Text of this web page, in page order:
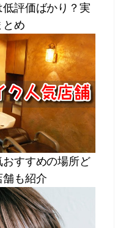
評価ばかり？実
め
すすめの場所ど
も紹介